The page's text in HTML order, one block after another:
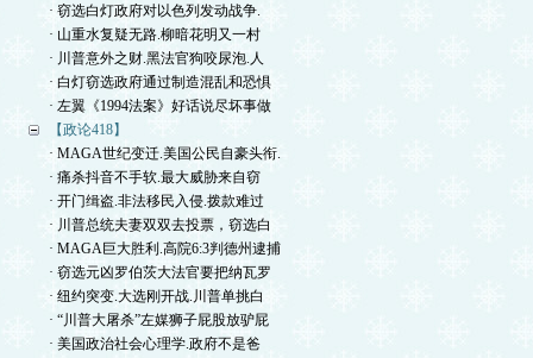
· 窃选白灯政府对以色列发动战争.
· 山重水复疑无路.柳暗花明又一村
· 川普意外之财.黑法官狗咬尿泡.人
· 白灯窃选政府通过制造混乱和恐惧
· 左翼《1994法案》好话说尽坏事做
【政论418】
· MAGA世纪变迁.美国公民自豪头衔.
· 痛杀抖音不手软.最大威胁来自窃
· 开门缉盗.非法移民入侵.拨款难过
· 川普总统夫妻双双去投票，窃选白
· MAGA巨大胜利.高院6:3判德州逮捕
· 窃选元凶罗伯茨大法官要把纳瓦罗
· 纽约突变.大选刚开战.川普单挑白
· “川普大屠杀”左媒狮子屁股放驴屁
· 美国政治社会心理学.政府不是爸